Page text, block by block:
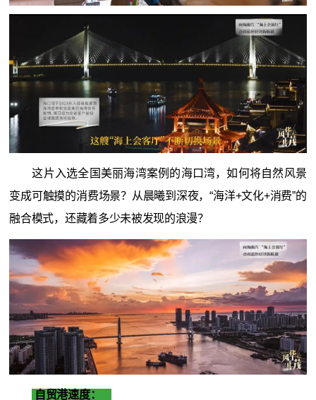
这片入选全国美丽海湾案例的海口湾，如何将自然风景
变成可触摸的消费场景？从晨曦到深夜，“海洋+文化+消费”的
融合模式，还藏着多少未被发现的浪漫？
自贸港速度：